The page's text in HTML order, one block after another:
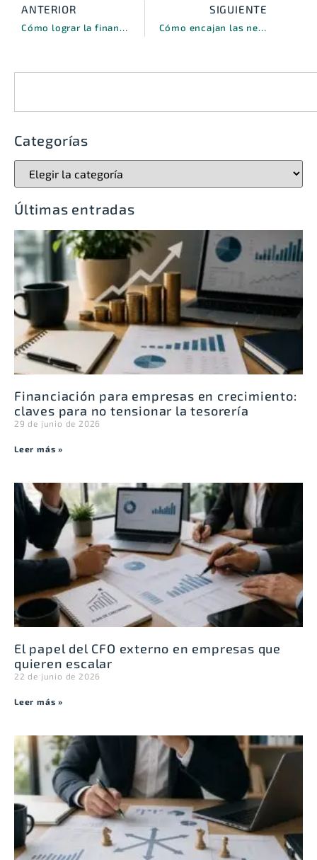
ANTERIOR
Cómo lograr la financiación para clubes deportivos mediante avales estratégicos y un partner de Venture Capital en Madrid
SIGUIENTE
Cómo encajan las necesidades financieras de una startup con la contratación de un CFO: la visión Smart CFO de Van-C
Categorías
Últimas entradas
Financiación para empresas en crecimiento:
claves para no tensionar la tesorería
29 de junio de 2026
Leer más »
El papel del CFO externo en empresas que
quieren escalar
22 de junio de 2026
Leer más »